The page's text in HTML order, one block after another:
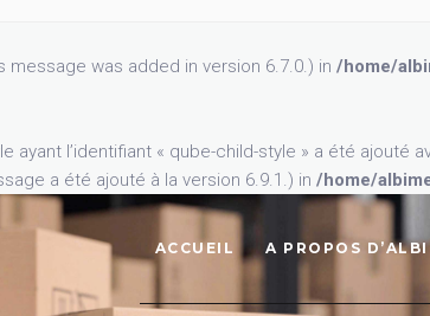
message was added in version 6.7.0.) in /home/
ayant l’identifiant « qube-child-style » a été
a été ajouté à la version 6.9.1.) in /home/
ACCUEIL A PROPOS